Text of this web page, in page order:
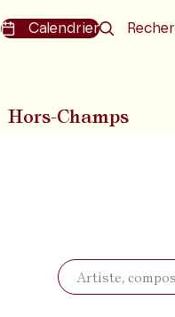
Calendrier
Hors-Champs